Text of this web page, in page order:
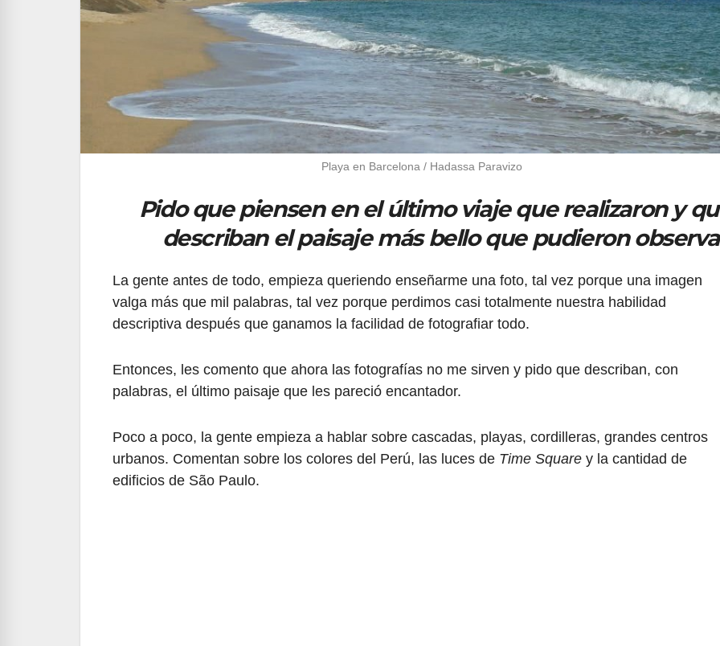
Playa en Barcelona / Hadassa Paravizo
Pido que piensen en el último viaje que realizaron y
describan el paisaje más bello que pudieron
La gente antes de todo, empieza queriendo enseñarme una foto, tal vez porque una imagen
valga más que mil palabras, tal vez porque perdimos casi totalmente nuestra habilidad
descriptiva después que ganamos la facilidad de fotografiar todo.
Entonces, les comento que ahora las fotografías no me sirven y pido que describan, con
palabras, el último paisaje que les pareció encantador.
Poco a poco, la gente empieza a hablar sobre cascadas, playas, cordilleras, grandes centros
urbanos. Comentan sobre los colores del Perú, las luces de Time Square y la cantidad de
edificios de São Paulo.